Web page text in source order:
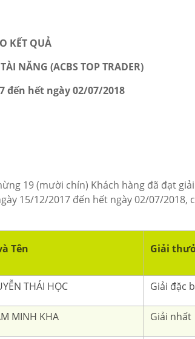
KẾT QUẢ
NĂNG (ACBS TOP TRADER)
đến hết ngày 02/07/2018
19 (mười chín) Khách hàng đã đạt
15/12/2017 đến hết ngày 02/07/2018,
Tên Giải
THÁI HỌC Giải đặc
MINH KHA Giải nhất